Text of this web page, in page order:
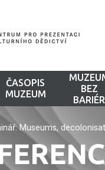
ČASOPIS
MUZEUM
BEZ
BARIÉR
Museums,